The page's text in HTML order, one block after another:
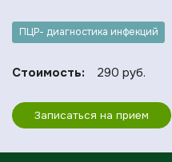
ПЦР- диагностика инфекций
Стоимость: 290 руб.
Записаться на прием